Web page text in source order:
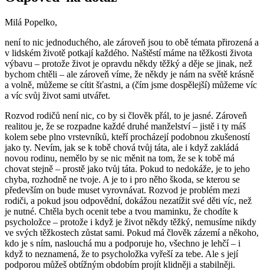
Milá Popelko,
není to nic jednoduchého, ale zároveň jsou to obě témata přirozená a
v lidském životě potkají každého. Naštěstí máme na těžkosti života
výbavu – protože život je opravdu někdy těžký a děje se jinak, než
bychom chtěli – ale zároveň víme, že někdy je nám na světě krásně
a volně, můžeme se cítit šťastni, a (čím jsme dospělejší) můžeme víc
a víc svůj život sami utvářet.
Rozvod rodičů není nic, co by si člověk přál, to je jasné. Zároveň
realitou je, že se rozpadne každé druhé manželství – jistě i ty máš
kolem sebe plno vrstevníků, kteří procházejí podobnou zkušeností
jako ty. Nevím, jak se k tobě chová tvůj táta, ale i když zakládá
novou rodinu, nemělo by se nic měnit na tom, že se k tobě má
chovat stejně – prostě jako tvůj táta. Pokud to nedokáže, je to jeho
chyba, rozhodně ne tvoje. A je to i pro něho škoda, se kterou se
především on bude muset vyrovnávat. Rozvod je problém mezi
rodiči, a pokud jsou odpovědní, dokážou nezatížit své děti víc, než
je nutné. Chtěla bych ocenit tebe a tvou maminku, že chodíte k
psycholožce – protože i když je život někdy těžký, nemusíme nikdy
ve svých těžkostech zůstat sami. Pokud má člověk zázemí a někoho,
kdo je s ním, naslouchá mu a podporuje ho, všechno je lehčí – i
když to neznamená, že to psycholožka vyřeší za tebe. Ale s její
podporou můžeš obtížným obdobím projít klidněji a stabilněji.